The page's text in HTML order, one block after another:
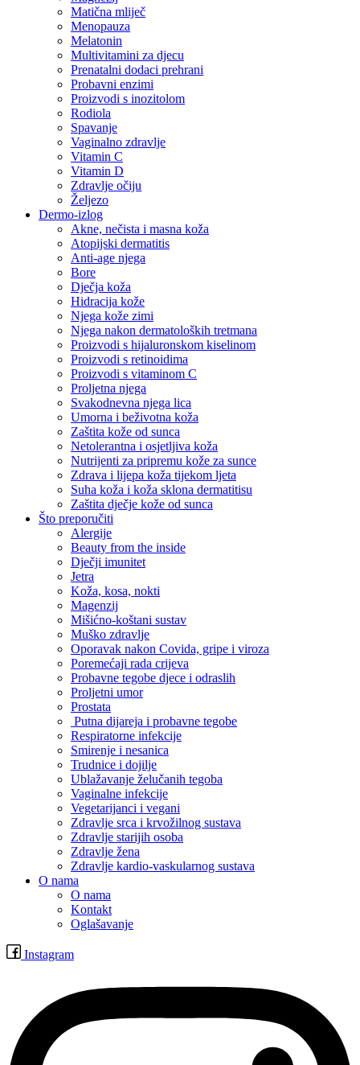
Matična mliječ
Menopauza
Melatonin
Multivitamini za djecu
Prenatalni dodaci prehrani
Probavni enzimi
Proizvodi s inozitolom
Rodiola
Spavanje
Vaginalno zdravlje
Vitamin C
Vitamin D
Zdravlje očiju
Željezo
Dermo-izlog
Akne, nečista i masna koža
Atopijski dermatitis
Anti-age njega
Bore
Dječja koža
Hidracija kože
Njega kože zimi
Njega nakon dermatoloških tretmana
Proizvodi s hijaluronskom kiselinom
Proizvodi s retinoidima
Proizvodi s vitaminom C
Proljetna njega
Svakodnevna njega lica
Umorna i beživotna koža
Zaštita kože od sunca
Netolerantna i osjetljiva koža
Nutrijenti za pripremu kože za sunce
Zdrava i lijepa koža tijekom ljeta
Suha koža i koža sklona dermatitisu
Zaštita dječje kože od sunca
Što preporučiti
Alergije
Beauty from the inside
Dječji imunitet
Jetra
Koža, kosa, nokti
Magenzij
Mišićno-koštani sustav
Muško zdravlje
Oporavak nakon Covida, gripe i viroza
Poremećaji rada crijeva
Probavne tegobe djece i odraslih
Proljetni umor
Prostata
Putna dijareja i probavne tegobe
Respiratorne infekcije
Smirenje i nesanica
Trudnice i dojilje
Ublažavanje želučanih tegoba
Vaginalne infekcije
Vegetarijanci i vegani
Zdravlje srca i krvožilnog sustava
Zdravlje starijih osoba
Zdravlje žena
Zdravlje kardio-vaskularnog sustava
O nama
O nama
Kontakt
Oglašavanje
Instagram